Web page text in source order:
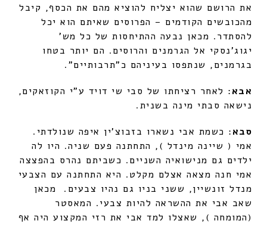
את הרושם שהוא יצליח להוציא מהם את הכסף, קיבל
מהכובשים הקודמים – הפרוסים שאיתם הוא יכל
להסתדר. מכאן נבעה ההתיחסות של כל מש'
יגוג'נסקי אל הגרמנים והרוסים. הם יותר בטחו
בגרמנים, שנתפסו בעיניהם כ"תרבותיים".
אבא: לאחר רציחתו של סבי שי דויד ע"י הקוזאקים,
נישאה סבתי מינה בשנית.
סבא: כשמת אבי נשארו בזבוצ'ין איפה שנולדתי.
אמי ( שיינה מינדל ), התחתנה פעם שניה. היו לה
ילדים גם מנישואיה השניים. כשביתם נהרס בהפצצה
אמי חנה מצאה אצלם מקלט. היא התחתנה עם הצבעי
מנדל זונשיין, ששני בניו גם נהיו צבעים. מכאן
שאב אבי את ההשראה להיות צבעי. המאסטר
(המומחה ), שאצלו למד אבי את רזי המקצוע היה אף